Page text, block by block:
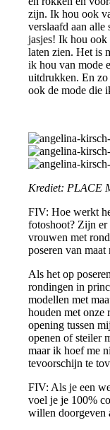
zijn. Ik hou ook
verslaafd aan alle
jasjes! Ik hou
laten zien. Het is
ik hou van mode
uitdrukken. En
ook de mode die
Krediet: PLACE
FIV: Hoe werkt
fotoshoot? Zijn
vrouwen met
poseren van
Als het op
rondingen in
modellen met
houden met onze
opening tussen
openen of steiler
maar ik hoef me
tevoorschijn te
FIV: Als je een
voel je je 100%
willen doorgeven